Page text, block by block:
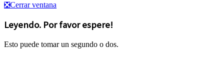
❎Cerrar ventana
Leyendo. Por favor espere!
Esto puede tomar un segundo o dos.